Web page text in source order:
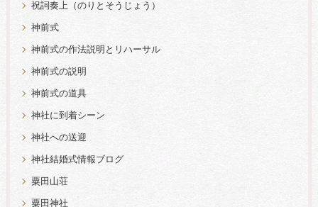
祝詞奏上（のりとそうじょう）
神前式
神前式の作法説明とリハーサル
神前式の説明
神前式の道具
神社に到着シーン
神社への送迎
神社結婚式情報ブログ
粟田山荘
粟田神社